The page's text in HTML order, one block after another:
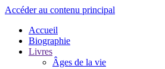
Accéder au contenu principal
Accueil
Biographie
Livres
Âges de la vie